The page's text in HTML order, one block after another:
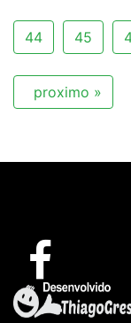
44 45
proximo »